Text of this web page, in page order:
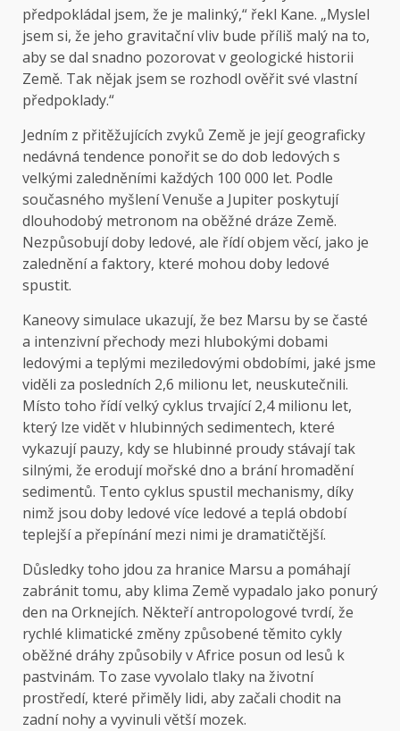
předpokládal jsem, že je malinký,“ řekl Kane. „Myslel
jsem si, že jeho gravitační vliv bude příliš malý na to,
aby se dal snadno pozorovat v geologické historii
Země. Tak nějak jsem se rozhodl ověřit své vlastní
předpoklady.“
Jedním z přitěžujících zvyků Země je její geograficky
nedávná tendence ponořit se do dob ledových s
velkými zaledněními každých 100 000 let. Podle
současného myšlení Venuše a Jupiter poskytují
dlouhodobý metronom na oběžné dráze Země.
Nezpůsobují doby ledové, ale řídí objem věcí, jako je
zalednění a faktory, které mohou doby ledové
spustit.
Kaneovy simulace ukazují, že bez Marsu by se časté
a intenzivní přechody mezi hlubokými dobami
ledovými a teplými meziledovými obdobími, jaké jsme
viděli za posledních 2,6 milionu let, neuskutečnili.
Místo toho řídí velký cyklus trvající 2,4 milionu let,
který lze vidět v hlubinných sedimentech, které
vykazují pauzy, kdy se hlubinné proudy stávají tak
silnými, že erodují mořské dno a brání hromadění
sedimentů. Tento cyklus spustil mechanismy, díky
nimž jsou doby ledové více ledové a teplá období
teplejší a přepínání mezi nimi je dramatičtější.
Důsledky toho jdou za hranice Marsu a pomáhají
zabránit tomu, aby klima Země vypadalo jako ponurý
den na Orknejích. Někteří antropologové tvrdí, že
rychlé klimatické změny způsobené těmito cykly
oběžné dráhy způsobily v Africe posun od lesů k
pastvinám. To zase vyvolalo tlaky na životní
prostředí, které přiměly lidi, aby začali chodit na
zadní nohy a vyvinuli větší mozek.